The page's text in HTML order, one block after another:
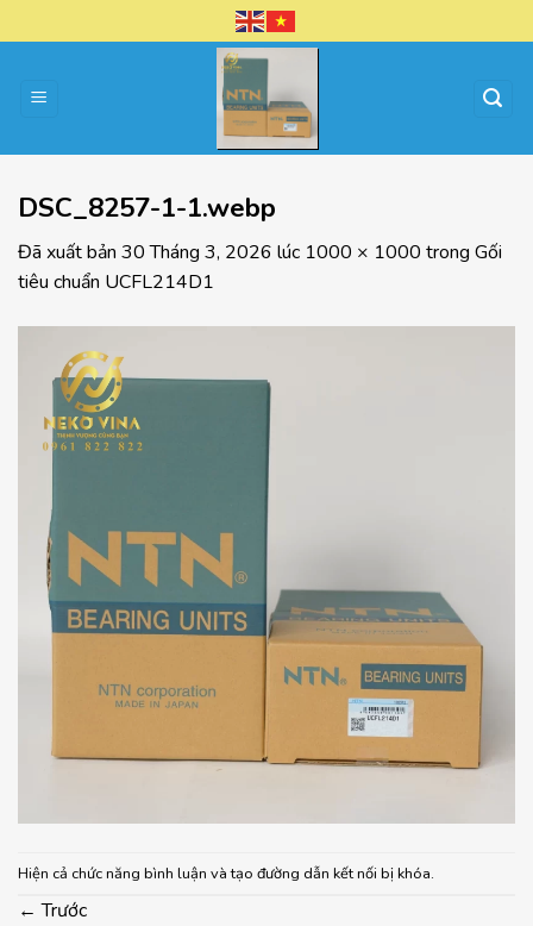
đến
dung
DSC_8257-1-1.webp
Đã xuất bản 30 Tháng 3, 2026 lúc 1000 × 1000 trong Gối
tiêu chuẩn UCFL214D1
Hiện cả chức năng bình luận và tạo đường dẫn kết nối bị khóa.
← Trước